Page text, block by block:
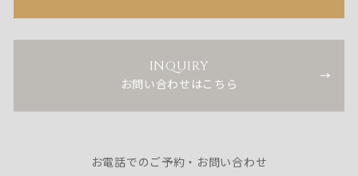
INQUIRY
お問い合わせはこちら
お電話でのご予約・お問い合わせ